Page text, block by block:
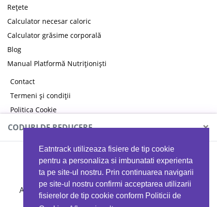
Eatntrack utilizeaza fisiere de tip cookie
pentru a personaliza si imbunatati experienta
ta pe site-ul nostru. Prin continuarea navigarii
pe site-ul nostru confirmi acceptarea utilizarii
fisierelor de tip cookie conform Politicii de
Rețete
Calculator necesar caloric
Calculator grăsime corporală
Blog
Manual Platformă Nutriționiști
Contact
Termeni și condiții
Politica Cookie
Politica de confidențialitate
CODURI DE REDUCERE ×
MYPROTEIN
Ai 40%reducere la orice comandă folosind codul
EATTRACK